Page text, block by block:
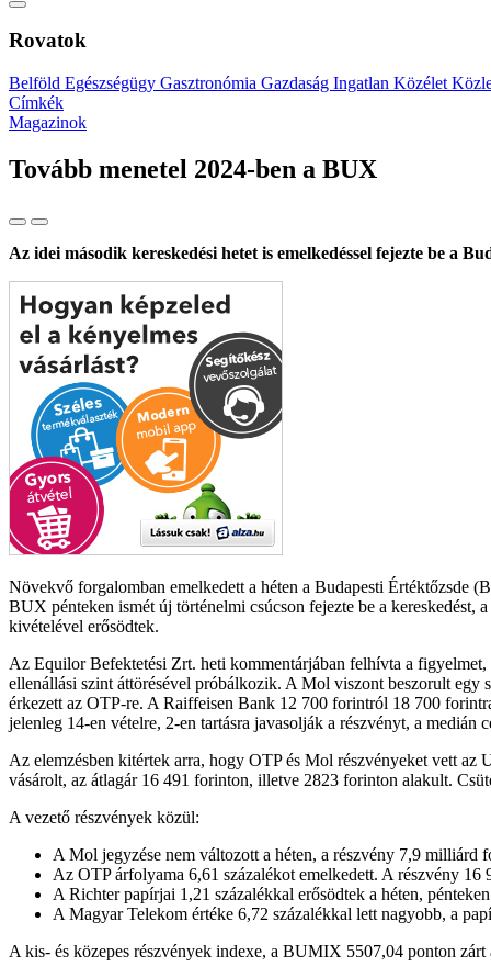
Rovatok
Belföld Egészségügy Gasztronómia Gazdaság Ingatlan Közélet
Címkék
Magazinok
Tovább menetel 2024-ben a BUX
Az idei második kereskedési hetet is emelkedéssel fejezte be a
Növekvő forgalomban emelkedett a héten a Budapesti Értéktőzsde
BUX pénteken ismét új történelmi csúcson fejezte be a
kivételével erősödtek.
Az Equilor Befektetési Zrt. heti kommentárjában felhívta a
ellenállási szint áttörésével próbálkozik. A Mol viszont beszorult egy
érkezett az OTP-re. A Raiffeisen Bank 12 700 forintról 18 700
jelenleg 14-en vételre, 2-en tartásra javasolják a részvényt, a
Az elemzésben kitértek arra, hogy OTP és Mol részvényeket vett az
vásárolt, az átlagár 16 491 forinton, illetve 2823 forinton alakult.
A vezető részvények közül:
A Mol jegyzése nem változott a héten, a részvény 7,9 milliárd
Az OTP árfolyama 6,61 százalékot emelkedett. A részvény
A Richter papírjai 1,21 százalékkal erősödtek a héten,
A Magyar Telekom értéke 6,72 százalékkal lett nagyobb, a
A kis- és közepes részvények indexe, a BUMIX 5507,04 ponton